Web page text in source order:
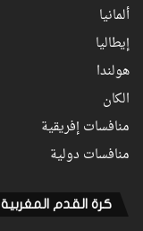
ألمانيا
إيطاليا
هولندا
الكان
منافسات إفريقية
منافسات دولية
كرة القدم المغربية